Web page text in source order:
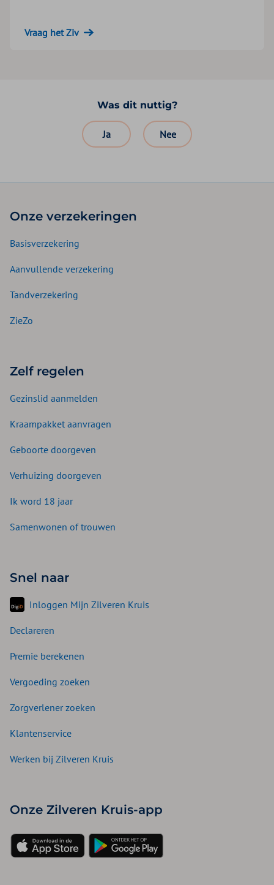
Vraag het Ziv
Was dit nuttig?
Ja Nee
Onze verzekeringen
Basisverzekering
Aanvullende verzekering
Tandverzekering
ZieZo
Zelf regelen
Gezinslid aanmelden
Kraampakket aanvragen
Geboorte doorgeven
Verhuizing doorgeven
Ik word 18 jaar
Samenwonen of trouwen
Snel naar
Inloggen Mijn Zilveren Kruis
Declareren
Premie berekenen
Vergoeding zoeken
Zorgverlener zoeken
Klantenservice
Werken bij Zilveren Kruis
Onze Zilveren Kruis-app